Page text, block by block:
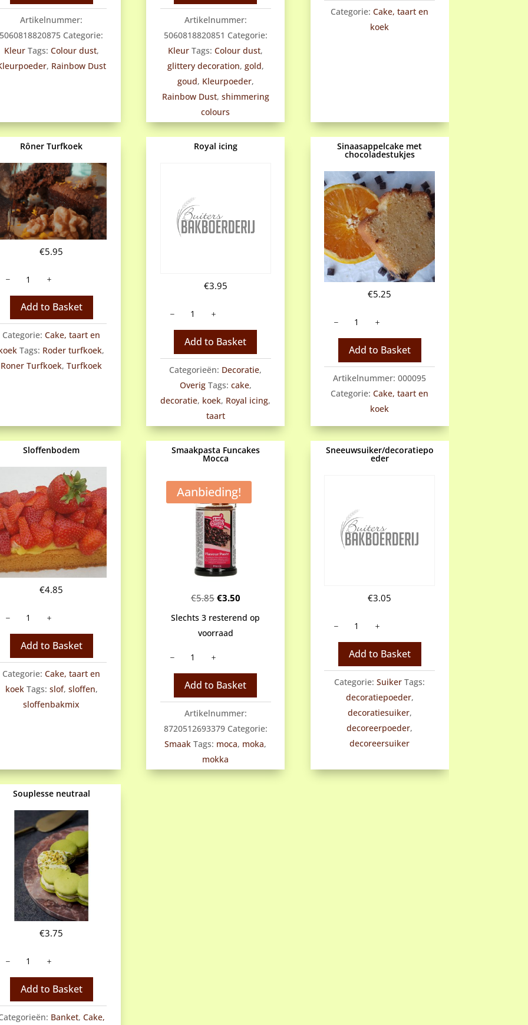
Artikelnummer:
5060818820875 Categorie:
Kleur Tags: Colour dust,
, Rainbow Dust
signature
Gold
aantal
Artikelnummer:
5060818820851 Categorie:
Kleur Tags: Colour dust,
glittery decoration, gold,
goud, Kleurpoeder,
Rainbow Dust, shimmering
colours
Categorie: Cake, taart en
koek
Rôner Turfkoek
€5.95
Add to Basket
Categorie: Cake, taart en
Tags: Roder turfkoek,
Roner Turfkoek,Turfkoek
Royal icing
€3.95
Add to Basket
Categorieën: Decoratie,
Overig Tags: cake,
decoratie, koek, Royal icing,
taart
Sinaasappelcake met
chocoladestukjes
€5.25
chocoladestukjes
Add to Basket
Artikelnummer: 000095
Categorie: Cake, taart en
koek
Sloffenbodem
€4.85
Add to Basket
Categorie: Cake, taart en
koek Tags: slof, sloffen,
sloffenbakmix
Smaakpasta Funcakes
Mocca
Aanbieding!
€5.85 Oorspronkelijke
prijs
was:
€3.50Huidige
prijs
Slechts 3 resterend op
voorraad
Funcakes
Add to Basket
Artikelnummer:
8720512693379 Categorie:
Smaak Tags: moca, moka,
mokka
Sneeuwsuiker/decoratiepo
eder
€3.05
Add to Basket
Categorie: Suiker Tags:
decoratiepoeder,
decoratiesuiker,
decoreerpoeder,
decoreersuiker
Souplesse neutraal
€3.75
Add to Basket
Banket, Cake,